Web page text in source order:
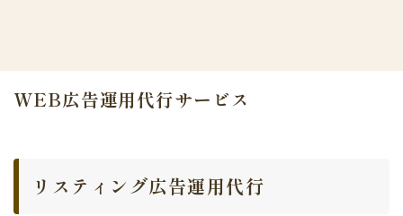
WEB広告運用代行サービス
リスティング広告運用代行